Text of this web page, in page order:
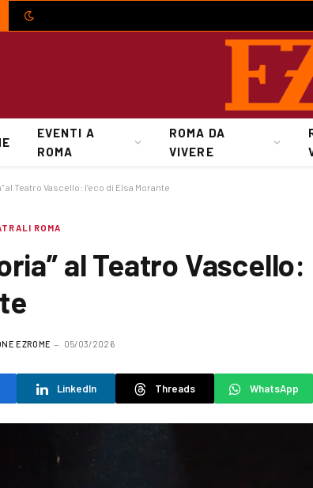
EVENTI A
ROMA
ROMA DA
VIVERE
al Teatro Vascello: l’eco di Elsa Morante
ROMA
al Teatro Vascello:
EZROME 05/03/2026
LinkedIn Threads WhatsApp